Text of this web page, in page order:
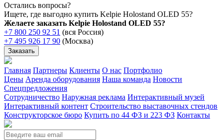
Остались вопросы?
Ищете, где выгодно купить Kelpie Holostand OLED 55?
Желаете заказать Kelpie Holostand OLED 55?
+7 800 250 92 51 (вся Россия)
+7 495 926 17 90 (Москва)
Заказать
Главная Партнеры Клиенты О нас Портфолио
Цены Аренда оборудования Наша команда Новости
Спецпредложения
Сотрудничество Наружная реклама Интерактивный музей
Интерактивный контент Строительство выставочных стендов
Конструкторское бюро Купить по 44 ФЗ и 223 ФЗ Контакты